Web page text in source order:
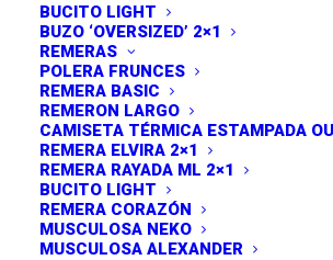
BUCITO LIGHT
BUZO ‘OVERSIZED’ 2×1
REMERAS
POLERA FRUNCES
REMERA BASIC
REMERON LARGO
CAMISETA TÉRMICA ESTAMPADA
REMERA ELVIRA 2×1
REMERA RAYADA ML 2×1
BUCITO LIGHT
REMERA CORAZÓN
MUSCULOSA NEKO
MUSCULOSA ALEXANDER